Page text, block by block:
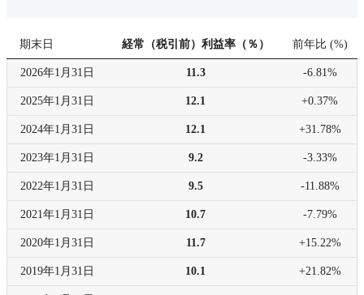
期末日 経常（税引前）利益率（％） 前年比 (%)
2026年1月31日 11.3 -6.81%
2025年1月31日 12.1 +0.37%
2024年1月31日 12.1 +31.78%
2023年1月31日 9.2 -3.33%
2022年1月31日 9.5 -11.88%
2021年1月31日 10.7 -7.79%
2020年1月31日 11.7 +15.22%
2019年1月31日 10.1 +21.82%